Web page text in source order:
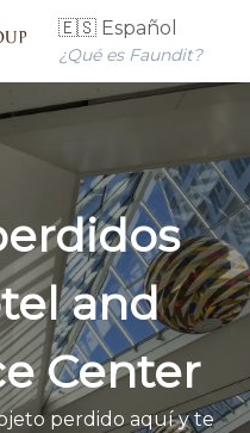
🇪🇸 Español
¿Qué es Faundit?
and
Center
perdido aquí y te